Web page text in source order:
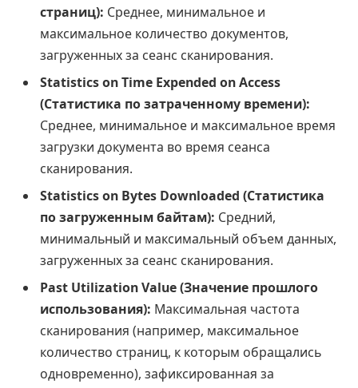
страниц): Среднее, минимальное и
максимальное количество документов,
загруженных за сеанс сканирования.
Statistics on Time Expended on Access
(Статистика по затраченному времени):
Среднее, минимальное и максимальное время
загрузки документа во время сеанса
сканирования.
Statistics on Bytes Downloaded (Статистика
по загруженным байтам): Средний,
минимальный и максимальный объем данных,
загруженных за сеанс сканирования.
Past Utilization Value (Значение прошлого
использования): Максимальная частота
сканирования (например, максимальное
количество страниц, к которым обращались
одновременно), зафиксированная за